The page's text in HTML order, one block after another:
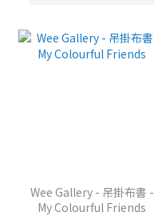
Wee Gallery - 吊掛布書 -
My Colourful Friends